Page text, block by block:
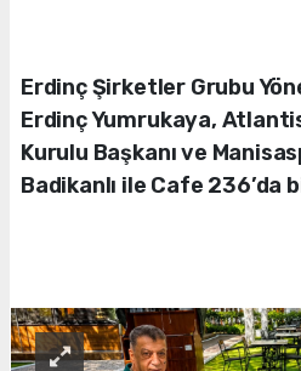
Erdinç Şirketler Grubu
Erdinç Yumrukaya,
Kurulu Başkanı ve
Badikanlı ile Cafe 236’da